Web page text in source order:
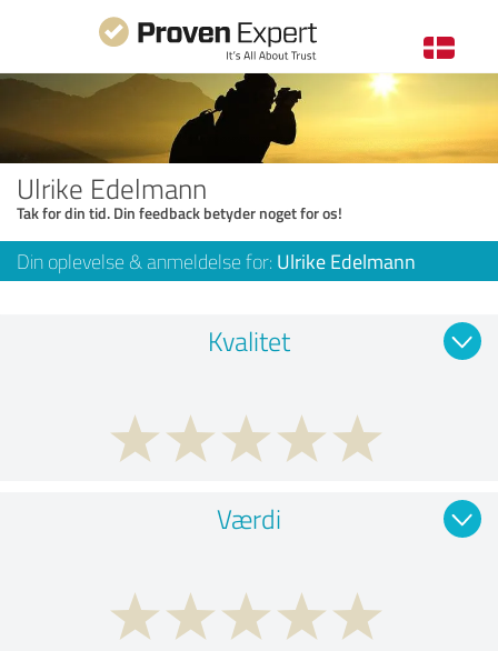
Ulrike Edelmann
Tak for din tid. Din feedback betyder noget for os!
Din oplevelse & anmeldelse for: Ulrike Edelmann
Kvalitet
Værdi